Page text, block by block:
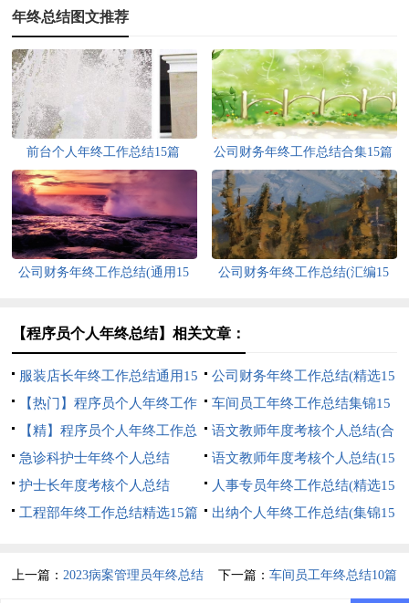
年终总结图文推荐
前台个人年终工作总结15篇 公司财务年终工作总结合集15篇
公司财务年终工作总结(通用15
公司财务年终工作总结(汇编15
【程序员个人年终总结】相关文章：
服装店长年终工作总结通用15
篇
公司财务年终工作总结(精选15
篇)
【热门】程序员个人年终工作
总结
车间员工年终工作总结集锦15
篇
【精】程序员个人年终工作总
结
语文教师年度考核个人总结(合
集15篇)
急诊科护士年终个人总结
语文教师年度考核个人总结(15
篇)
护士长年度考核个人总结
人事专员年终工作总结(精选15
篇)
工程部年终工作总结精选15篇
出纳个人年终工作总结(集锦15
上一篇：2023病案管理员年终总结 下一篇： 车间员工年终总结10篇